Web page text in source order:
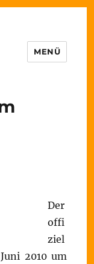
MENÜ
Der
offi
ziel
2010 um